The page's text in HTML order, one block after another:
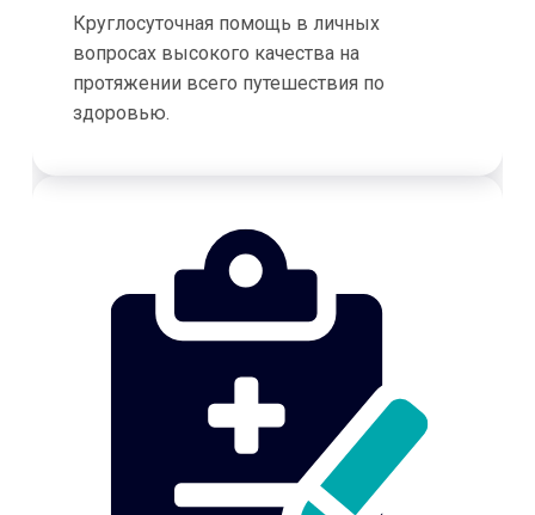
Круглосуточная помощь в личных
вопросах высокого качества на
протяжении всего путешествия по
здоровью.